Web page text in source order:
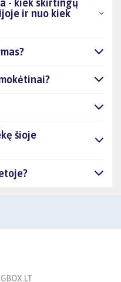
- kiek skirtingų
ir nuo kiek
šioje